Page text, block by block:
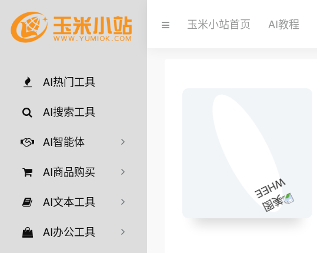
AI热门工具
AI搜索工具
AI智能体
AI商品购买
AI文本工具
AI办公工具
玉米小站首页 AI教程